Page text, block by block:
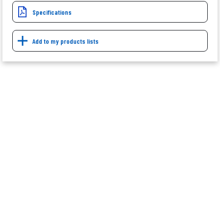
Specifications
Add to my products lists